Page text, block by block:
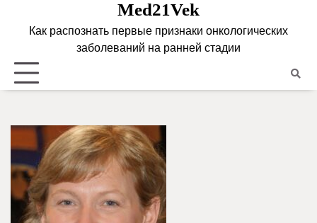
Med21Vek
Как распознать первые признаки онкологических
заболеваний на ранней стадии